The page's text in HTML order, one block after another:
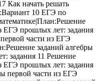
Как начать решать
10 ЕГЭ по
ЕГЭ прошлых лет: задания
части из ЕГЭ
заданий алгебры
задания 11 Решение
ЕГЭ прошлых лет: задания
первой части из ЕГЭ